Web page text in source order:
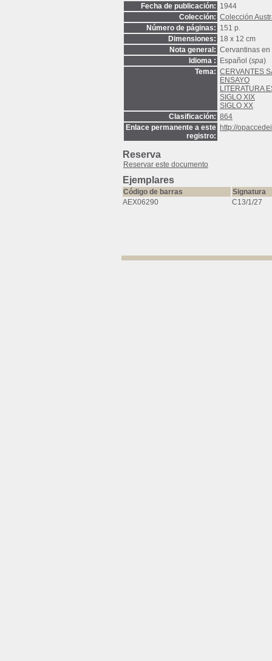
Fecha de publicación: 1944
Colección: Colección
Número de páginas: 151 p.
Dimensiones: 18 x 12 cm
Nota general: Cervantinas en
Idioma :
Español (spa)
Tema: CERVANTES
ENSAYO
LITERATURA
SIGLO XIX
SIGLO XX
Clasificación: 864
Enlace permanente a este
registro:
http://
Reserva
Reservar este documento
Ejemplares
Código de barras
Signatura
AEX06290
C13/1/27